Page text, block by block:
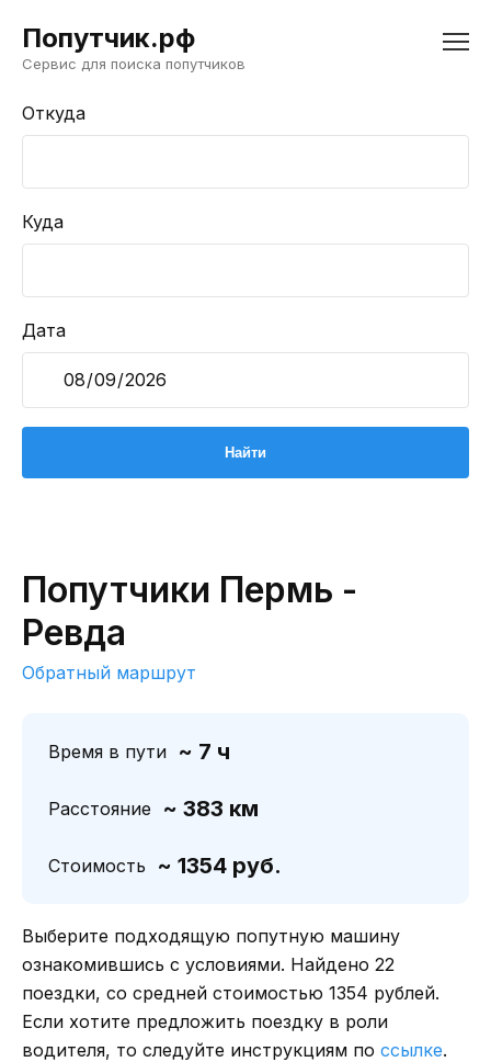
Попутчик.рф
Сервис для поиска попутчиков
Откуда
Куда
Дата
Попутчики Пермь -
Ревда
Обратный маршрут
Время в пути ~ 7 ч
Расстояние ~ 383 км
Стоимость ~ 1354 руб.
Выберите подходящую попутную машину
ознакомившись с условиями. Найдено 22
поездки, со средней стоимостью 1354 рублей.
Если хотите предложить поездку в роли
водителя, то следуйте инструкциям по ссылке.